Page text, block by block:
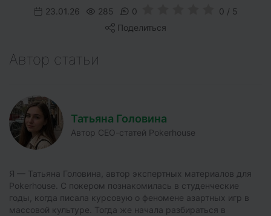
23.01.26 285 0
0 / 5
Поделиться
Автор статьи
Татьяна Головина
Автор СЕО-статей Pokerhouse
Я — Татьяна Головина, автор экспертных материалов для
Pokerhouse. С покером познакомилась в студенческие
годы, когда писала курсовую о феномене азартных игр в
массовой культуре. Тогда же начала разбираться в